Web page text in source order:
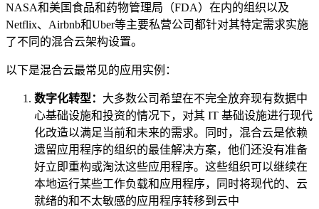
NASA和美国食品和药物管理局（FDA）在内的组织以及
Netflix、Airbnb和Uber等主要私营公司都针对其特定需求实施
了不同的混合云架构设置。
以下是混合云最常见的应用实例：
数字化转型： 大多数公司希望在不完全放弃现有数据中
心基础设施和投资的情况下，对其 IT 基础设施进行现代
化改造以满足当前和未来的需求。同时，混合云是依赖
遗留应用程序的组织的最佳解决方案，他们还没有准备
好立即重构或淘汰这些应用程序。这些组织可以继续在
本地运行某些工作负载和应用程序，同时将现代的、云
就绪的和不太敏感的应用程序转移到云中